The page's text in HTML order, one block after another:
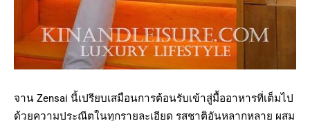
จาน Zensai นี้เปรียบเสมือนการต้อนรับเข้าสู่มื้ออาหารที่เต็มไป
ด้วยความประณีตในทุกรายละเอียด รสชาติอันหลากหลาย ผสม